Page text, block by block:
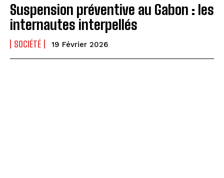
Suspension préventive au Gabon : les
internautes interpellés
SOCIÉTÉ 19 Février 2026